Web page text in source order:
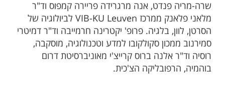
שרה-מריה פנדט, אנה מרגרידה פריירה קמפוס וד"ר
מלאני פלאנק ממרכז VIB-KU Leuven לביולוגיה של
הסרטן, לוון, בלגיה. פרופ' יקטרינה חרמייבה וד"ר דמיטרי
סמירנוב ממכון סקולקובו למדע וטכנולוגיה, מוסקבה,
רוסיה וד"ר אלנה ברוס קרייצ'י מאוניברסיטת דרום
בוהמיה, הרפובליקה הצ'כית.